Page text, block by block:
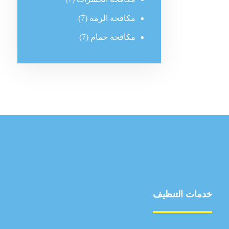
مكافحة الرمة (7)
مكافحة حمام (7)
خدمات التنظيف